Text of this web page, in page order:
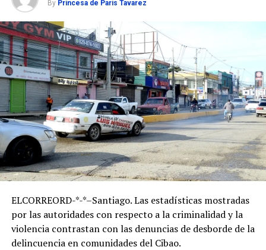
By Princesa de Paris Tavarez
ELCORREORD-*-*–Santiago. Las estadísticas mostradas
por las autoridades con respecto a la criminalidad y la
violencia contrastan con las denuncias de desborde de la
delincuencia en comunidades del Cibao.